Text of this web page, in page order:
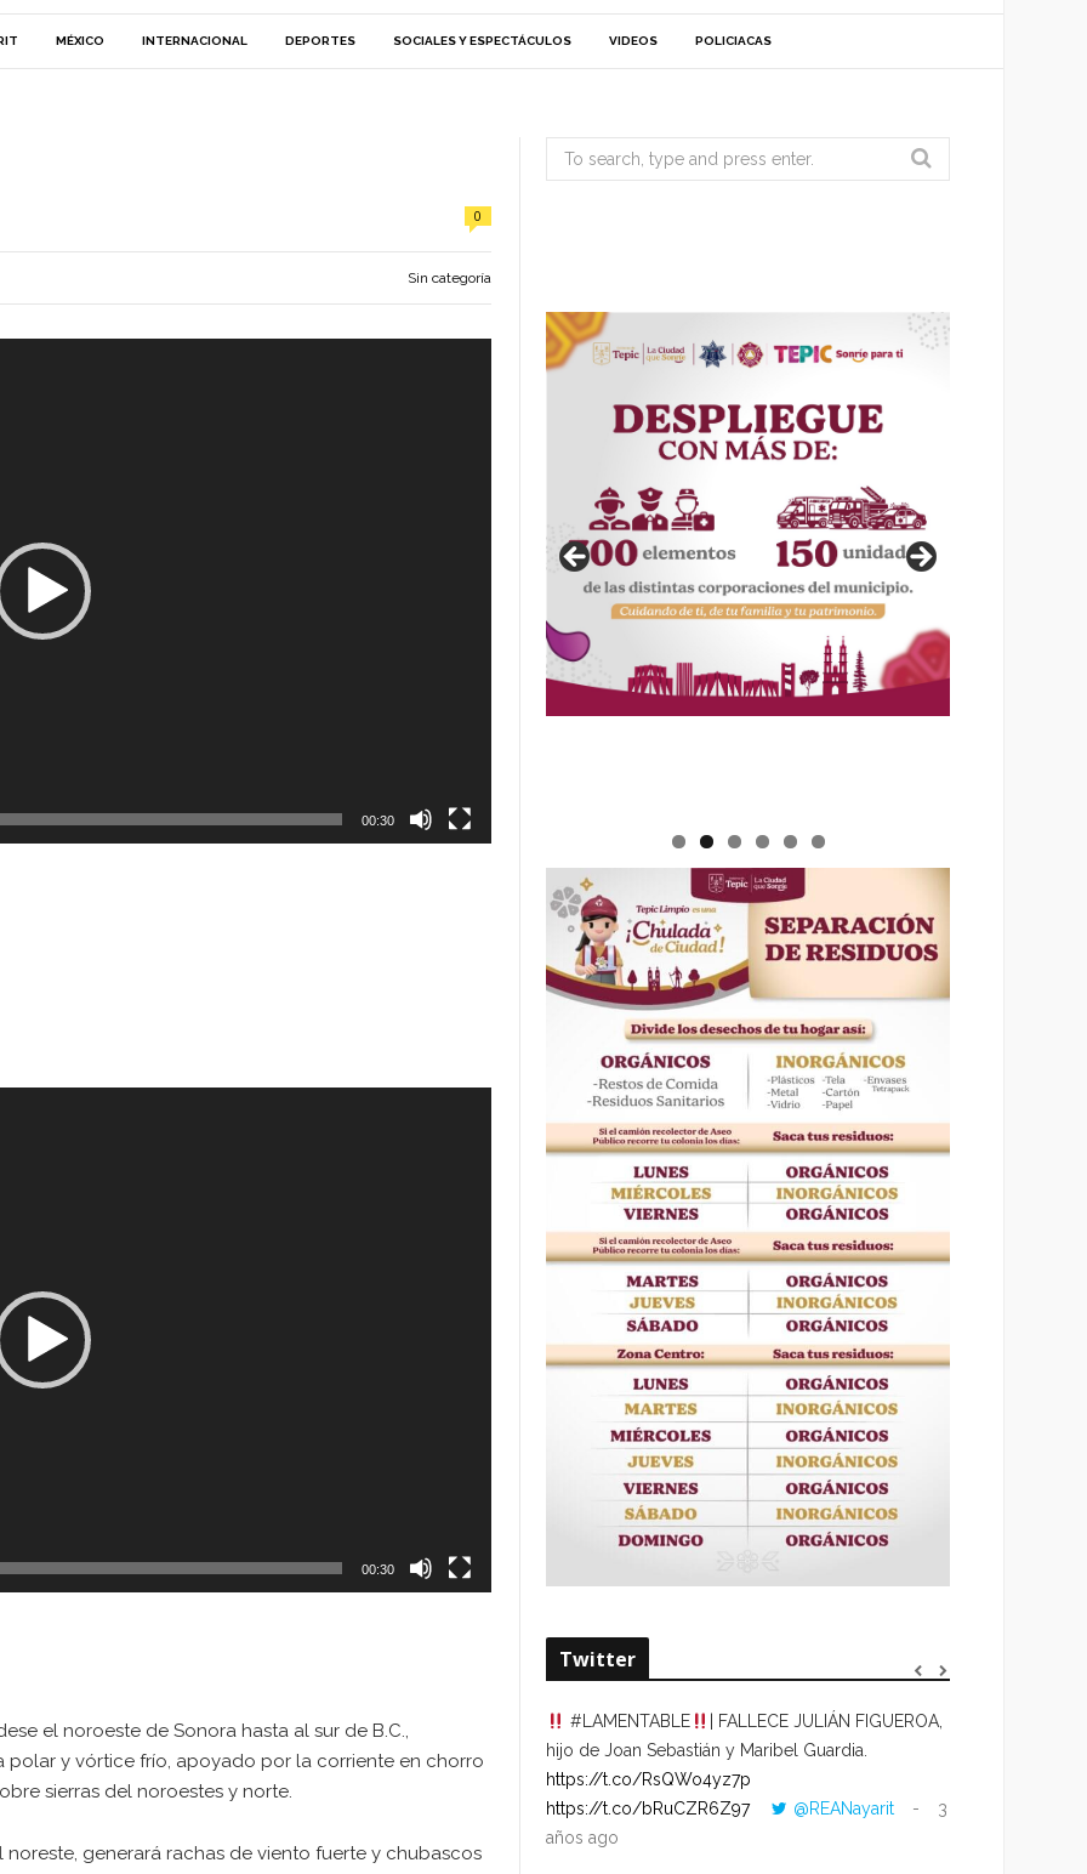
MÉXICO INTERNACIONAL DEPORTES SOCIALES Y ESPECTÁCULOS VIDEOS POLICIACAS
0
Sin categoría
00:30
00:30
el noroeste de Sonora hasta al sur de B.C.,
y vórtice frío, apoyado por la corriente en chorro
sierras del noroestes y norte.
noreste, generará rachas de viento fuerte y chubascos
Search
for:
Twitter
#LAMENTABLE
| FALLECE JULIÁN FIGUEROA,
hijo de Joan Sebastián y Maribel Guardia.
https://t.co/RsQWo4yz7p
https://t.co/bRuCZR6Z97
@REANayarit
3
años ago